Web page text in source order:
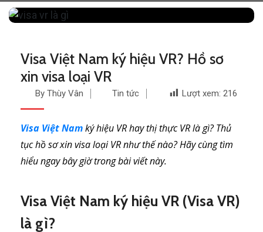
Visa Việt Nam ký hiệu VR? Hồ sơ
xin visa loại VR
By Thùy Vân Tin tức Lượt xem: 216
Visa Việt Namký hiệu VR hay thị thực VR là gì? Thủ
tục hồ sơ xin visa loại VR như thế nào? Hãy cùng tìm
hiểu ngay bây giờ trong bài viết này.
Visa Việt Nam ký hiệu VR (Visa VR)
là gì?